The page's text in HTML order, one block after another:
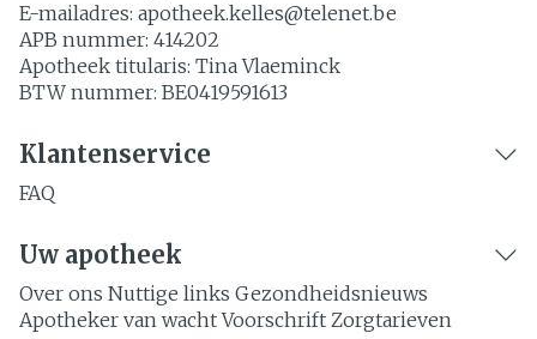
E-mailadres: apotheek.kelles@telenet.be
APB nummer: 414202
Apotheek titularis: Tina Vlaeminck
BTW nummer: BE0419591613
Klantenservice
FAQ
Uw apotheek
Over ons Nuttige links Gezondheidsnieuws
Apotheker van wacht Voorschrift Zorgtarieven